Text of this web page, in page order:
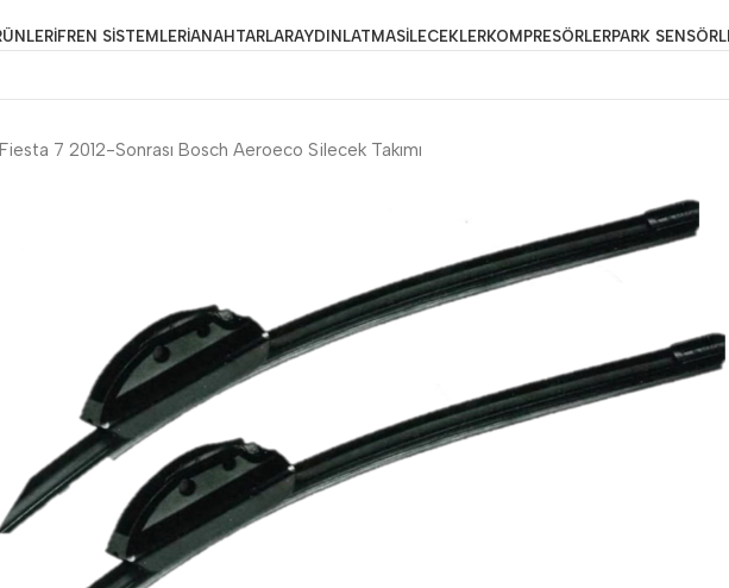
FREN SISTEMLERIANAHTARLARAYDINLATMASILECEKLERKOMPRESÖRLERPARK
7 2012-Sonrası Bosch Aeroeco Silecek Takımı